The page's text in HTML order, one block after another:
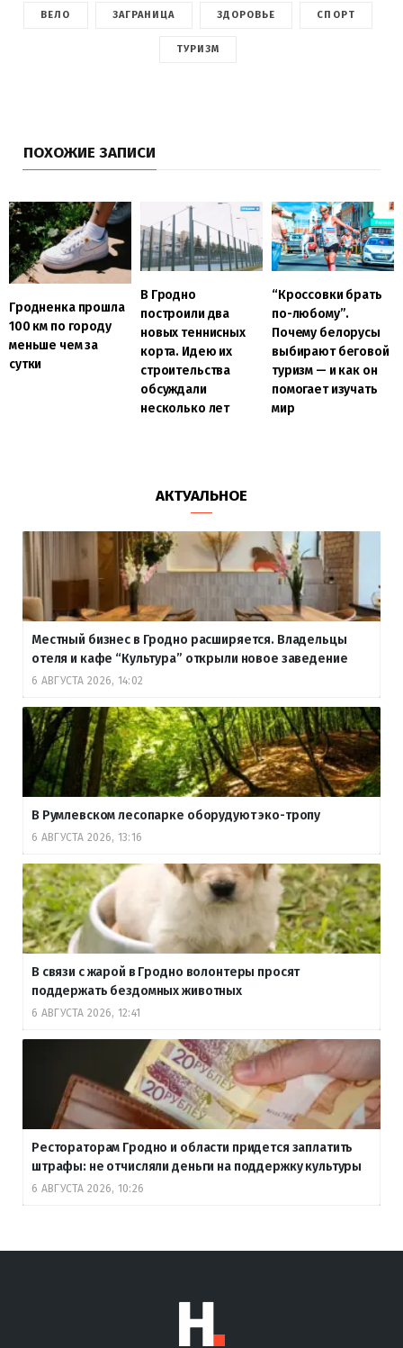
ВЕЛО ЗАГРАНИЦА ЗДОРОВЬЕ СПОРТ
ТУРИЗМ
ПОХОЖИЕ ЗАПИСИ
Гродненка прошла
100 км по городу
меньше чем за
сутки
В Гродно
построили два
новых теннисных
корта. Идею их
строительства
обсуждали
несколько лет
“Кроссовки брать
по-любому”.
Почему белорусы
выбирают беговой
туризм — и как он
помогает изучать
мир
АКТУАЛЬНОЕ
Местный бизнес в Гродно расширяется. Владельцы
отеля и кафе “Культура” открыли новое заведение
6 АВГУСТА 2026, 14:02
В Румлевском лесопарке оборудуют эко-тропу
6 АВГУСТА 2026, 13:16
В связи с жарой в Гродно волонтеры просят
поддержать бездомных животных
6 АВГУСТА 2026, 12:41
Рестораторам Гродно и области придется заплатить
штрафы: не отчисляли деньги на поддержку культуры
6 АВГУСТА 2026, 10:26